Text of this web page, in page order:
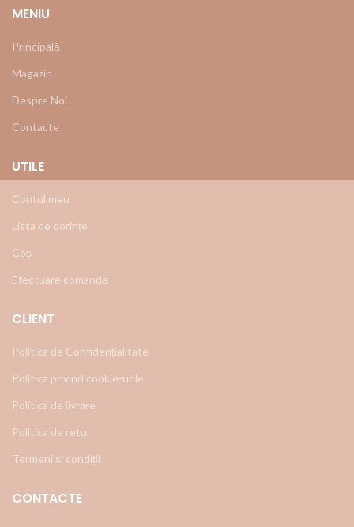
MENIU
Principală
Magazin
Despre Noi
Contacte
UTILE
Contul meu
Lista de dorințe
Coș
Efectuare comandă
CLIENT
Politica de Confidențialitate
Politica privind cookie-urile
Politica de livrare
Politica de retur
Termeni și condiții
CONTACTE